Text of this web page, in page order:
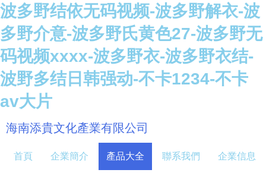
波多野结依无码视频-波多野解衣-波
多野介意-波多野氏黄色27-波多野无
码视频xxxx-波多野衣-波多野衣结-
波野多结日韩强动-不卡1234-不卡
av大片
海南添貴文化產業有限公司
首頁 企業簡介 產品大全 聯系我們 企業信息